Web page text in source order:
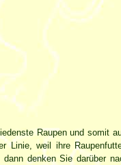
Raupen und somit
Linie, weil ihre
denken Sie darüber